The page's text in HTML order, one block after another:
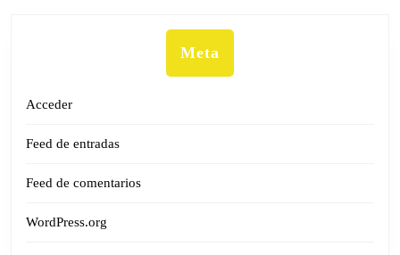
Meta
Acceder
Feed de entradas
Feed de comentarios
WordPress.org